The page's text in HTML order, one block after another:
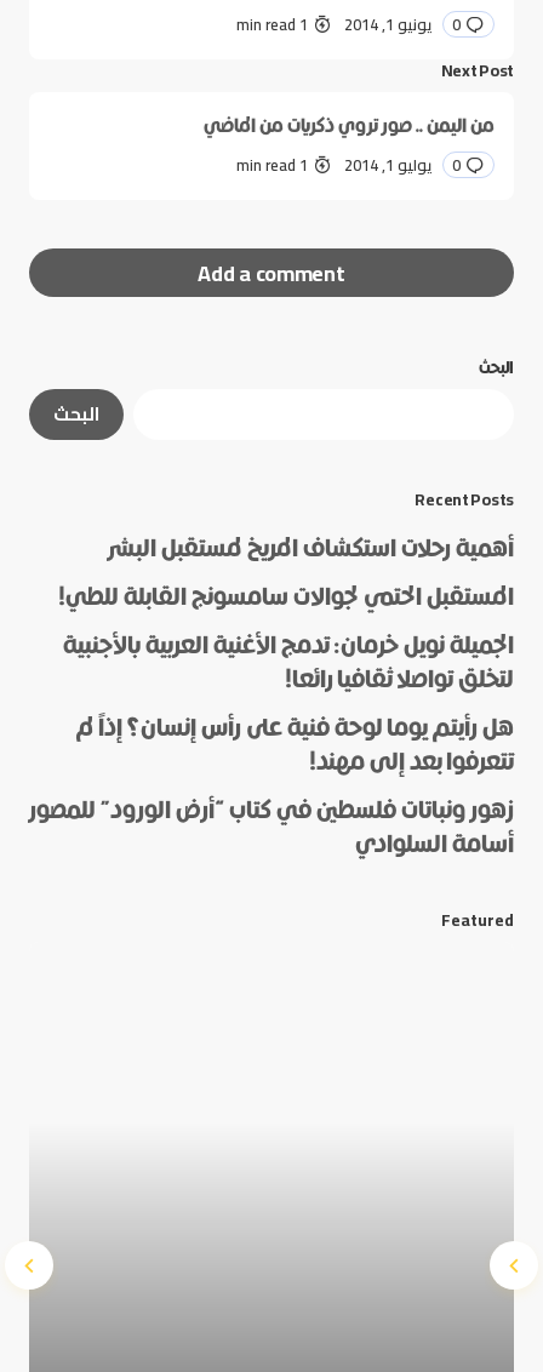
0 يونيو 1, 2014 1 min read
Next Post
من اليمن .. صور تروي ذكريات من الماضي
0 يوليو 1, 2014 1 min read
Add a comment
الحقول الإلزامية
Name
*
E-mail
*
البحث
البحث
Recent Posts
أهمية رحلات استكشاف المريخ لمستقبل البشر
المستقبل الحتمي لجوالات سامسونج القابلة للطي!
الجميلة نويل خرمان: تدمج الأغنية العربية بالأجنبية
لتخلق تواصلا ثقافيا رائعا!
هل رأيتم يوما لوحة فنية على رأس إنسان؟ إذاً لم
تتعرفوا بعد إلى مهند!
زهور ونباتات فلسطين في كتاب “أرض الورود” للمصور
أسامة السلوادي
Featured